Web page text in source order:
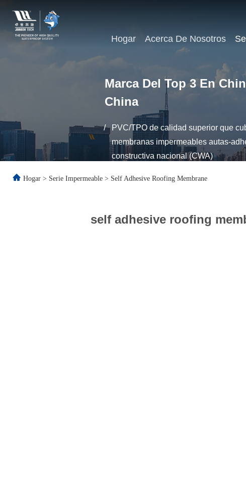
Hogar Acerca De Nosotros
Marca Del Top 3 En
China
/
PVC/TPO de calidad superior que
membranas impermeables autas-
constructiva nacional (CWA)
Hogar > Serie Impermeable > Self Adhesive Roofing Membrane
self adhesive roofing